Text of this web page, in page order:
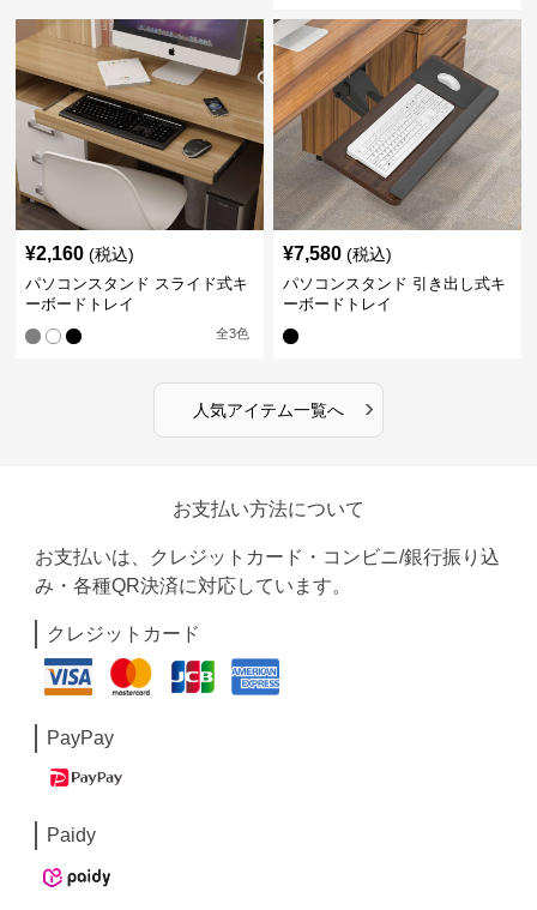
¥2,160 (税込)
パソコンスタンド スライド式キ
ーボードトレイ
全3色
¥7,580 (税込)
パソコンスタンド 引き出し式キ
ーボードトレイ
人気アイテム一覧へ ›
お支払い方法について
お支払いは、クレジットカード・コンビニ/銀行振り込
み・各種QR決済に対応しています。
クレジットカード
PayPay
Paidy